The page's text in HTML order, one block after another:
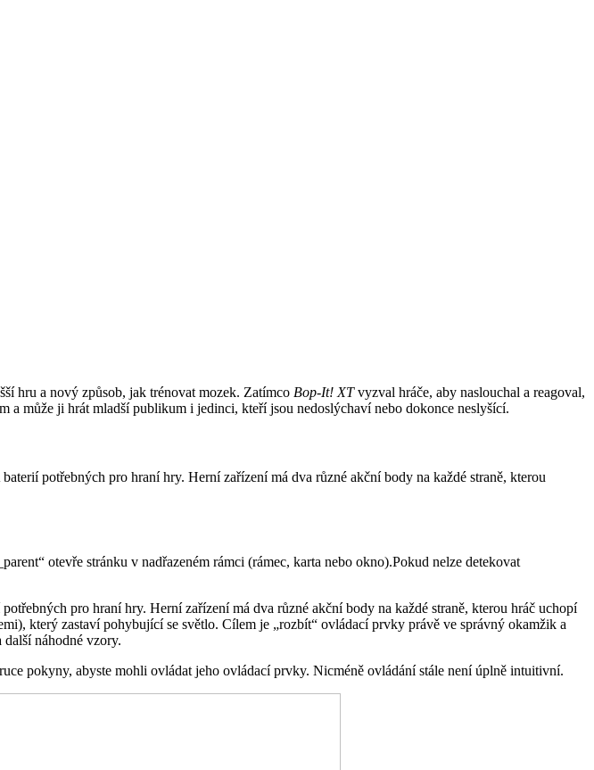
hru a nový způsob, jak trénovat mozek. Zatímco Bop-It! XTvyzval hráče, aby naslouchal a reagoval,
může ji hrát mladší publikum i jedinci, kteří jsou nedoslýchaví nebo dokonce neslyšící.
potřebných pro hraní hry. Herní zařízení má dva různé akční body na každé straně, kterou
otevře stránku v nadřazeném rámci (rámec, karta nebo okno).Pokud nelze detekovat
pro hraní hry. Herní zařízení má dva různé akční body na každé straně, kterou hráč uchopí
který zastaví pohybující se světlo. Cílem je „rozbít“ ovládací prvky právě ve správný okamžik a
náhodné vzory.
pokyny, abyste mohli ovládat jeho ovládací prvky. Nicméně ovládání stále není úplně intuitivní.